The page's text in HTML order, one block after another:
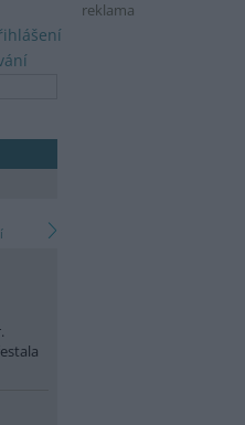
reklama